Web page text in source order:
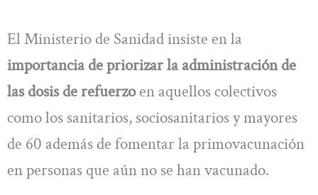
El Ministerio de Sanidad insiste en la
importancia de priorizar la administración de
las dosis de refuerzoen aquellos colectivos
como los sanitarios, sociosanitarios y mayores
de 60 además de fomentar la primovacunación
en personas que aún no se han vacunado.